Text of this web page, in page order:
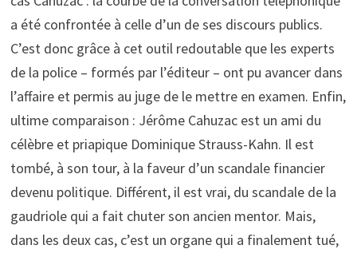
a été confrontée à celle d’un de ses discours publics.
C’est donc grâce à cet outil redoutable que les experts
de la police – formés par l’éditeur – ont pu avancer dans
l’affaire et permis au juge de le mettre en examen. Enfin,
ultime comparaison : Jérôme Cahuzac est un ami du
célèbre et priapique Dominique Strauss-Kahn. Il est
tombé, à son tour, à la faveur d’un scandale financier
devenu politique. Différent, il est vrai, du scandale de la
gaudriole qui a fait chuter son ancien mentor. Mais,
dans les deux cas, c’est un organe qui a finalement tué,